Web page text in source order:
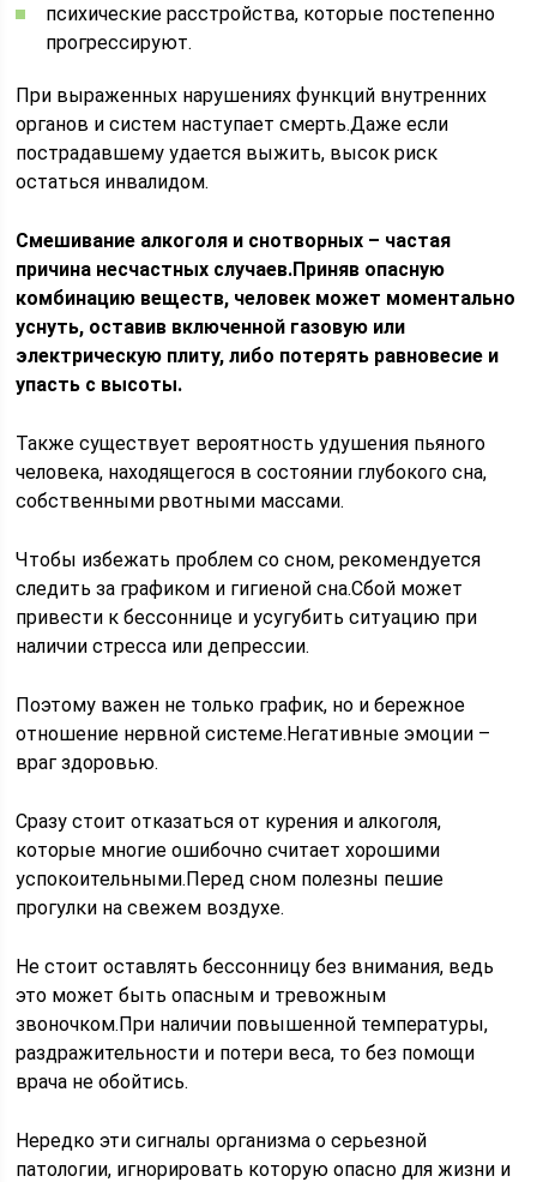
психические расстройства, которые постепенно
прогрессируют.
При выраженных нарушениях функций внутренних
органов и систем наступает смерть.Даже если
пострадавшему удается выжить, высок риск
остаться инвалидом.
Смешивание алкоголя и снотворных – частая
причина несчастных случаев.Приняв опасную
комбинацию веществ, человек может моментально
уснуть, оставив включенной газовую или
электрическую плиту, либо потерять равновесие и
упасть с высоты.
Также существует вероятность удушения пьяного
человека, находящегося в состоянии глубокого сна,
собственными рвотными массами.
Чтобы избежать проблем со сном, рекомендуется
следить за графиком и гигиеной сна.Сбой может
привести к бессоннице и усугубить ситуацию при
наличии стресса или депрессии.
Поэтому важен не только график, но и бережное
отношение нервной системе.Негативные эмоции –
враг здоровью.
Сразу стоит отказаться от курения и алкоголя,
которые многие ошибочно считает хорошими
успокоительными.Перед сном полезны пешие
прогулки на свежем воздухе.
Не стоит оставлять бессонницу без внимания, ведь
это может быть опасным и тревожным
звоночком.При наличии повышенной температуры,
раздражительности и потери веса, то без помощи
врача не обойтись.
Нередко эти сигналы организма о серьезной
патологии, игнорировать которую опасно для жизни и